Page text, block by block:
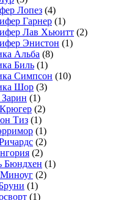
Лопез (4)
Гарнер (1)
Лав Хьюитт (2)
Энистон (1)
Альба (8)
Биль (1)
Симпсон (10)
Шор (3)
(1)
(2)
Тиз (1)
(1)
(2)
(2)
Бюндхен (1)
(2)
(1)
(1)